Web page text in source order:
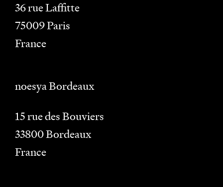
36 rue Laffitte
75009Paris
France
noesya Bordeaux
15 rue des Bouviers
33800Bordeaux
France